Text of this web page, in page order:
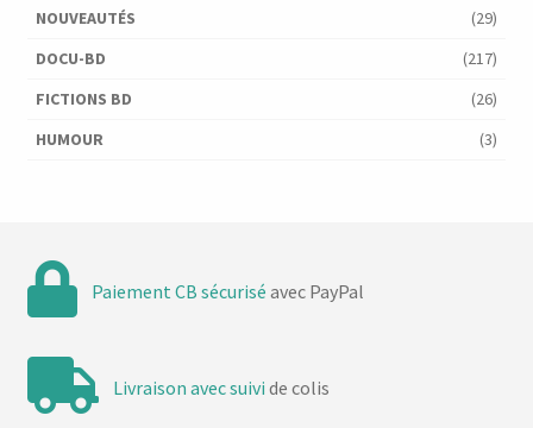
NOUVEAUTÉS
(29)
DOCU-BD
(217)
FICTIONS BD
(26)
HUMOUR
(3)
Paiement CB sécurisé avec PayPal
Livraison avec suivi de colis